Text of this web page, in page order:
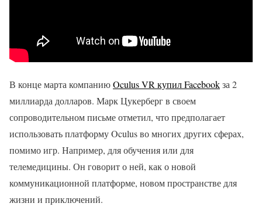
В конце марта компаниюOculus VR купил Facebookза 2
миллиарда долларов. Марк Цукерберг в своем
сопроводительном письме отметил, что предполагает
использовать платформу Oculus во многих других сферах,
помимо игр. Например, для обучения или для
телемедицины. Он говорит о ней, как о новой
коммуникационной платформе, новом пространстве для
жизни и приключений.